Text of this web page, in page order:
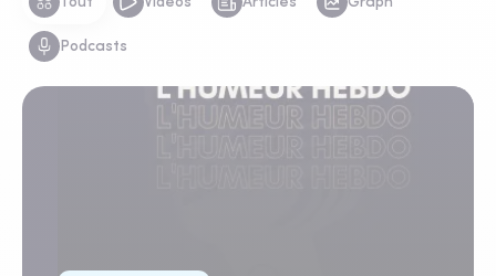
Podcasts